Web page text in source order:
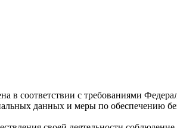
в соответствии с требованиями
данных и меры по обеспечению